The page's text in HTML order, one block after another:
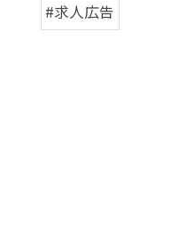
#求人広告